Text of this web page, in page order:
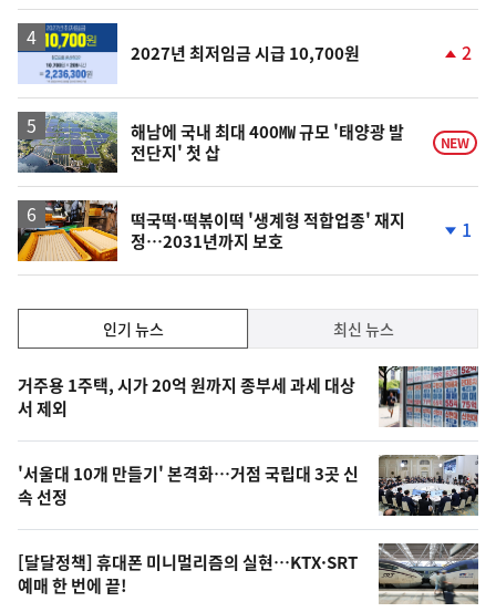
일
2027년 최저임금 시급 10,700원
승
2
해남에 국내 최대 400㎿ 규모 '태양광 발
전단지' 첫 삽
NEW
떡국떡·떡볶이떡 '생계형 적합업종' 재지
정…2031년까지 보호
락
1
기,
최
신,
오
늘
의
영
상
인기 뉴스 최신 뉴스
기
뉴
스
거주용 1주택, 시가 20억 원까지 종부세 과세 대상
서 제외
'서울대 10개 만들기' 본격화…거점 국립대 3곳 신
속 선정
[달달정책] 휴대폰 미니멀리즘의 실현…KTX·SRT
예매 한 번에 끝!